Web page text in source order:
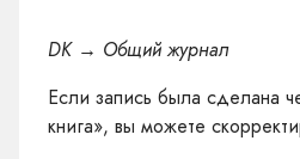
DK → Общий журнал
Если запись была сделана
книга», вы можете